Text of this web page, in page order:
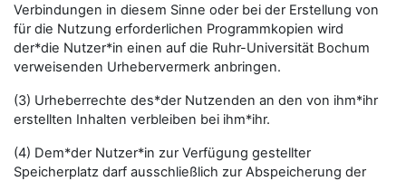
Verbindungen in diesem Sinne oder bei der Erstellung von
für die Nutzung erforderlichen Programmkopien wird
der*die Nutzer*in einen auf die Ruhr-Universität Bochum
verweisenden Urhebervermerk anbringen.
(3) Urheberrechte des*der Nutzenden an den von ihm*ihr
erstellten Inhalten verbleiben bei ihm*ihr.
(4) Dem*der Nutzer*in zur Verfügung gestellter
Speicherplatz darf ausschließlich zur Abspeicherung der